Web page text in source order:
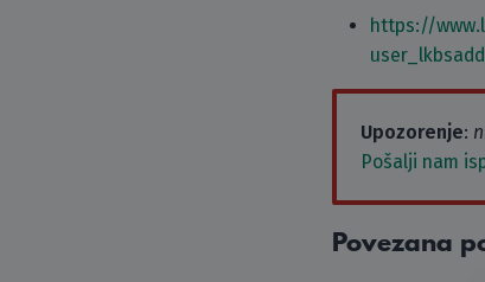
https://
Upozorenje:
Pošalji nam
Povezana